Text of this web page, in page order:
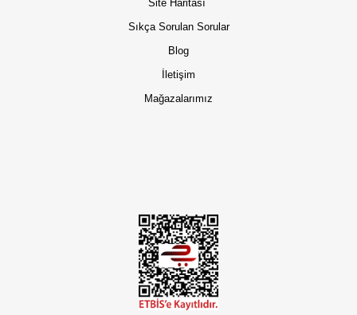
Site Haritası
Sıkça Sorulan Sorular
Blog
İletişim
Mağazalarımız